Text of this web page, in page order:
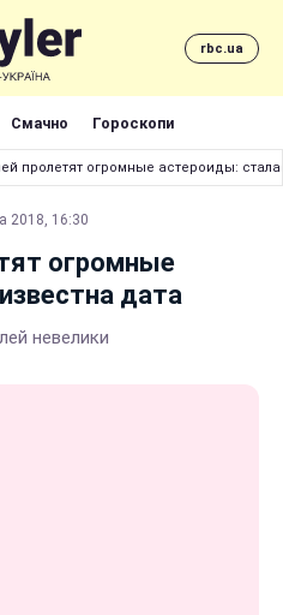
rbc.ua
Смачно Гороскопи
пролетят огромные астероиды: стала
2018, 16:30
огромные
дата
невелики